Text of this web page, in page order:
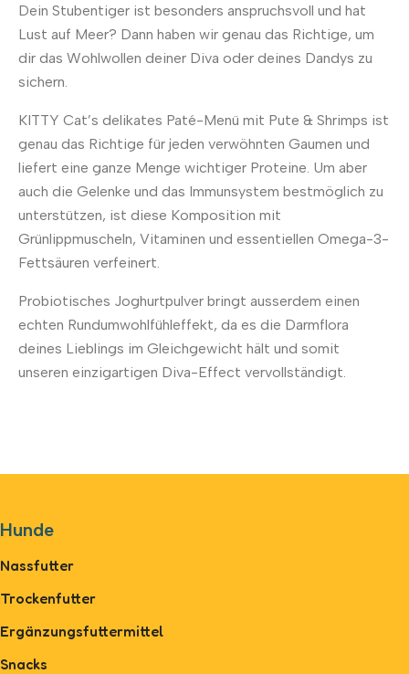
Dein Stubentiger ist besonders anspruchsvoll und hat
Lust auf Meer? Dann haben wir genau das Richtige, um
dir das Wohlwollen deiner Diva oder deines Dandys zu
sichern.
KITTY Cat’s delikates Paté-Menü mit Pute & Shrimps ist
genau das Richtige für jeden verwöhnten Gaumen und
liefert eine ganze Menge wichtiger Proteine. Um aber
auch die Gelenke und das Immunsystem bestmöglich zu
unterstützen, ist diese Komposition mit
Grünlippmuscheln, Vitaminen und essentiellen Omega-3-
Fettsäuren verfeinert.
Probiotisches Joghurtpulver bringt ausserdem einen
echten Rundumwohlfühleffekt, da es die Darmflora
deines Lieblings im Gleichgewicht hält und somit
unseren einzigartigen Diva-Effect vervollständigt.
Hunde
Nassfutter
Trockenfutter
Ergänzungsfuttermittel
Snacks